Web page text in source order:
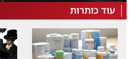
עוד כותרות